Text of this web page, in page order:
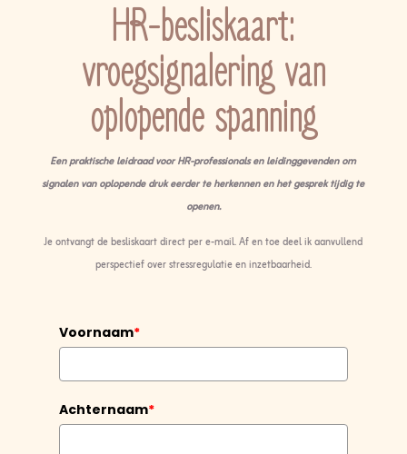
HR-besliskaart:
vroegsignalering van
oplopende spanning
Een praktische leidraad voor HR-professionals en leidinggevenden om
signalen van oplopende druk eerder te herkennen en het gesprek tijdig te
openen.
Je ontvangt de besliskaart direct per e-mail. Af en toe deel ik aanvullend
perspectief over stressregulatie en inzetbaarheid.
Voornaam*
Achternaam*